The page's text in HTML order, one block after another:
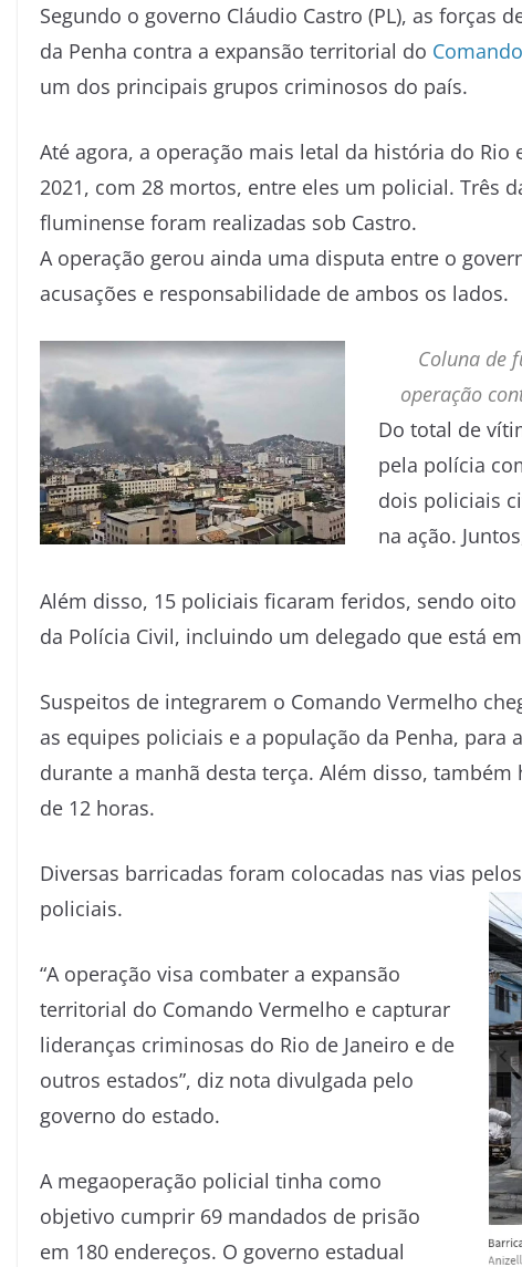
Segundo o governo Cláudio Castro (PL), as forças
da Penha contra a expansão territorial do
um dos principais grupos criminosos do país.
Até agora, a operação mais letal da história do Rio
2021, com 28 mortos, entre eles um policial. Três
fluminense foram realizadas sob Castro.
A operação gerou ainda uma disputa entre o
acusações e responsabilidade de ambos os lados.
Coluna de
operação
Do total de
pela polícia
dois policiais
na ação.
Além disso, 15 policiais ficaram feridos, sendo
da Polícia Civil, incluindo um delegado que está
Suspeitos de integrarem o Comando Vermelho
as equipes policiais e a população da Penha, para
durante a manhã desta terça. Além disso,
de 12 horas.
Diversas barricadas foram colocadas nas vias
policiais.
“A operação visa combater a expansão
territorial do Comando Vermelho e capturar
lideranças criminosas do Rio de Janeiro e de
outros estados”, diz nota divulgada pelo
governo do estado.
A megaoperação policial tinha como
objetivo cumprir 69 mandados de prisão
em 180 endereços. O governo estadual